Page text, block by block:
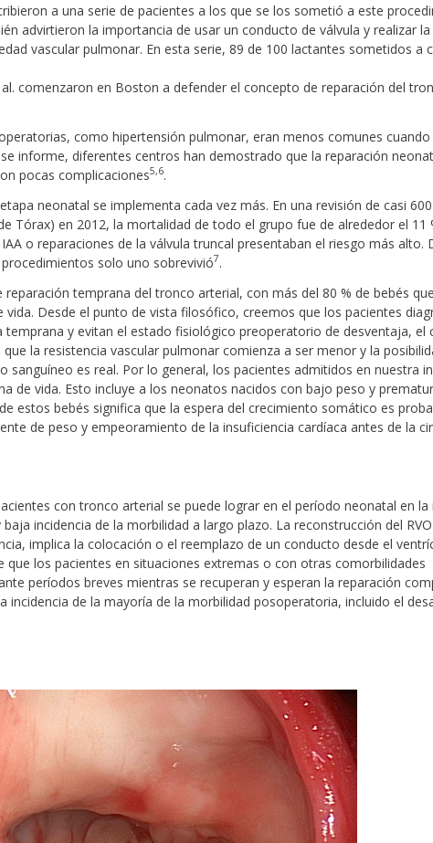
a una serie de pacientes a los que se los sometió a este
advirtieron la importancia de usar un conducto de válvula y realizar la
vascular pulmonar. En esta serie, 89 de 100 lactantes sometidos a
comenzaron en Boston a defender el concepto de reparación del
como hipertensión pulmonar, eran menos comunes
informe, diferentes centros han demostrado que la reparación
pocas complicaciones5,6.
neonatal se implementa cada vez más. En una revisión de casi
Tórax) en 2012, la mortalidad de todo el grupo fue de alrededor el 11
o reparaciones de la válvula truncal presentaban el riesgo más alto.
solo uno sobrevivió7.
temprana del tronco arterial, con más del 80 % de bebés
Desde el punto de vista filosófico, creemos que los pacientes
y evitan el estado fisiológico preoperatorio de desventaja, el
la resistencia vascular pulmonar comienza a ser menor y la
es real. Por lo general, los pacientes admitidos en nuestra
de vida. Esto incluye a los neonatos nacidos con bajo peso y
estos bebés significa que la espera del crecimiento somático es
de peso y empeoramiento de la insuficiencia cardíaca antes de la
con tronco arterial se puede lograr en el período neonatal en la
incidencia de la morbilidad a largo plazo. La reconstrucción del
implica la colocación o el reemplazo de un conducto desde el
que los pacientes en situaciones extremas o con otras comorbilidades
períodos breves mientras se recuperan y esperan la reparación
incidencia de la mayoría de la morbilidad posoperatoria, incluido el